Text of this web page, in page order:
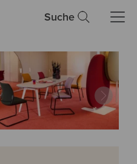
Suche
Next